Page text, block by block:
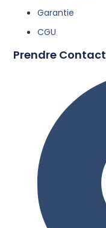
Garantie
CGU
Prendre Contact